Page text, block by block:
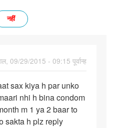
नहीं
09/29/2015 - 09:15 पूर्वान्ह
sax kiya h par unko
nhi h bina condom
m 1 ya 2 baar to
sakta h plz reply